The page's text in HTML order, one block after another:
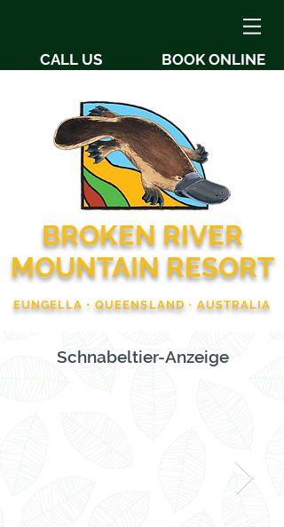
CALL US BOOK ONLINE
BROKEN RIVER
MOUNTAIN RESORT
EUNGELLA • QUEENSLAND • AUSTRALIA
Schnabeltier-Anzeige